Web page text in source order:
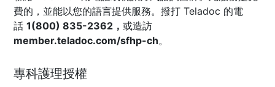
費的，並能以您的語言提供服務。撥打Teladoc 的電
話1(800) 835-2362，或造訪
member.teladoc.com/sfhp-ch。
專科護理授權